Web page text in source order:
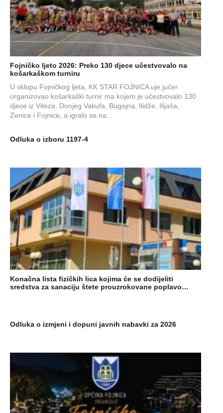
Fojničko ljeto 2026: Preko 130 djece učestvovalo na
košarkaškom turniru
U sklopu Fojničkog ljeta, KK STAR FOJNICA uje jučer
organizovao košarkaški turnir ma kojem je učestvovalo 130
djece iz Viteza, Donjeg Vakufa, Bugojna, Ilidže, Ilijaša,
Zenice i Fojnice, a igralo se na...
Odluka o izboru 1197-4
Konačna lista fizičkih lica kojima će se dodijeliti
sredstva za sanaciju štete prouzrokovane poplavo…
Odluka o izmjeni i dopuni javnih nabavki za 2026